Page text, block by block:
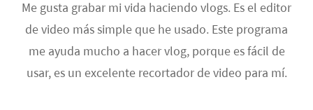
Me gusta grabar mi vida haciendo vlogs. Es el editor
de video más simple que he usado. Este programa
me ayuda mucho a hacer vlog, porque es fácil de
usar, es un excelente recortador de video para mí.